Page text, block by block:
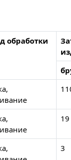
обработки
19
3